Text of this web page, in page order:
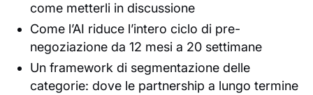
come metterli in discussione
Come l’AI riduce l’intero ciclo di pre-
negoziazione da 12 mesi a 20 settimane
Un framework di segmentazione delle
categorie: dove le partnership a lungo termine